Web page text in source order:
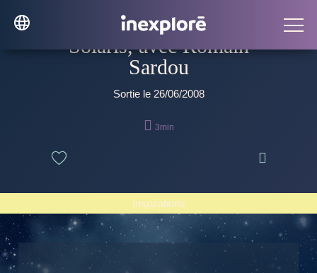
Solaris, avec Romain
Sardou
Sortie le 26/06/2008
 3min

Inspirations